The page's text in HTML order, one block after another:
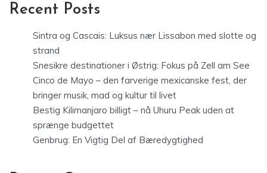
Recent Posts
Sintra og Cascais: Luksus nær Lissabon med slotte og
strand
Snesikre destinationer i Østrig: Fokus på Zell am See
Cinco de Mayo – den farverige mexicanske fest, der
bringer musik, mad og kultur til livet
Bestig Kilimanjaro billigt – nå Uhuru Peak uden at
sprænge budgettet
Genbrug: En Vigtig Del af Bæredygtighed